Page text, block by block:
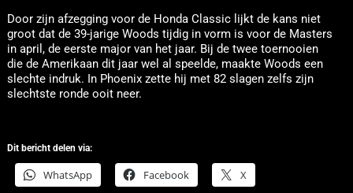
Door zijn afzegging voor de Honda Classic lijkt de kans niet
groot dat de 39-jarige Woods tijdig in vorm is voor de Masters
in april, de eerste major van het jaar. Bij de twee toernooien
die de Amerikaan dit jaar wel al speelde, maakte Woods een
slechte indruk. In Phoenix zette hij met 82 slagen zelfs zijn
slechtste ronde ooit neer.
Dit bericht delen via:
WhatsApp Facebook X